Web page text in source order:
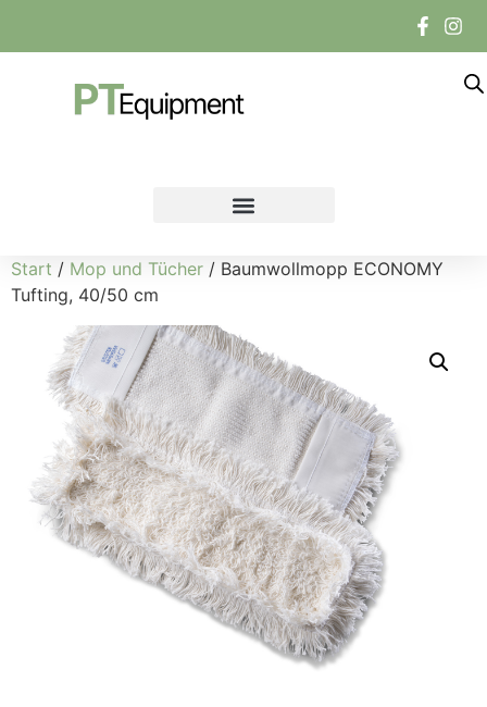
Start / Mop und Tücher / Baumwollmopp ECONOMY
Tufting, 40/50 cm